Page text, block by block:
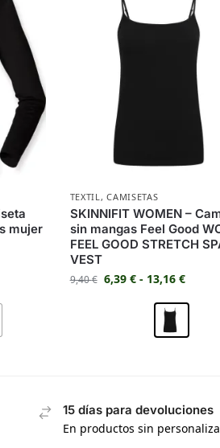
mujer
TEXTIL,CAMISETAS
SKINNIFIT WOMEN –
sin mangas Feel Good
FEEL GOOD STRETCH
VEST
9,40€ 6,39 € - 13,16 €
15 días para devoluciones
En productos sin